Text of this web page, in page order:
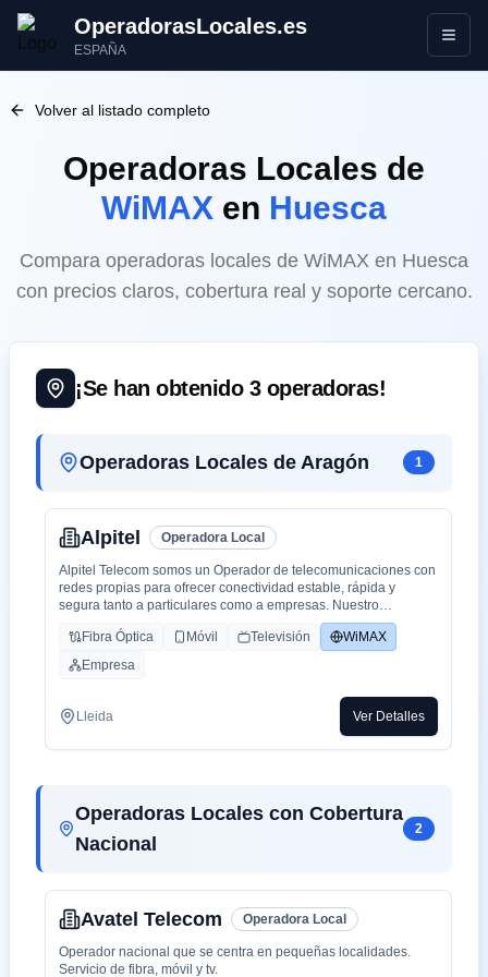
OperadorasLocales.es
ESPAÑA Abrir
Volver al listado completo
Operadoras Locales de
WiMAX en Huesca
Compara operadoras locales de WiMAX en Huesca
con precios claros, cobertura real y soporte cercano.
¡Se han obtenido 3operadoras!
Operadoras Locales de Aragón 1
Alpitel Operadora Local
Alpitel Telecom somos un Operador de telecomunicaciones con
redes propias para ofrecer conectividad estable, rápida y
segura tanto a particulares como a empresas. Nuestro
compromiso es proporcionar servicios de alta calidad que
faciliten la vida de nuestros clientes y potencien su
productividad.
⭐ Servicios principales
- Conexiones estables y rápidas para hogares y negocios.
- Tecnología adaptada a cada entorno: fibra óptica, radioenlace,
- Planes flexibles y competitivos.
- Soluciones de comunicación unificadas para empresas.
- Atención personalizada para configurar el servicio según las
máxima estabilidad.
gestionados.
- Monitorización y soporte técnico especializado.
Fibra Óptica Móvil Televisión
WiMAX
Empresa
Lleida Ver Detalles
Operadoras Locales con Cobertura
Nacional
2
Avatel Telecom Operadora Local
Operador nacional que se centra en pequeñas localidades.
Servicio de fibra, móvil y tv.